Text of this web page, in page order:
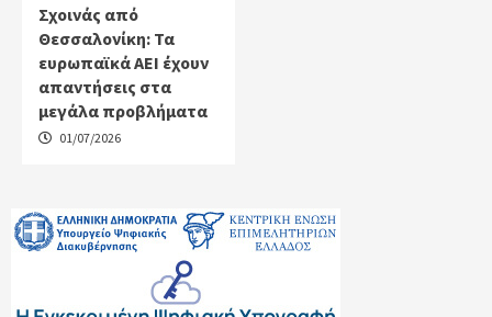
Σχοινάς από
Θεσσαλονίκη: Τα
ευρωπαϊκά ΑΕΙ έχουν
απαντήσεις στα
μεγάλα προβλήματα
01/07/2026